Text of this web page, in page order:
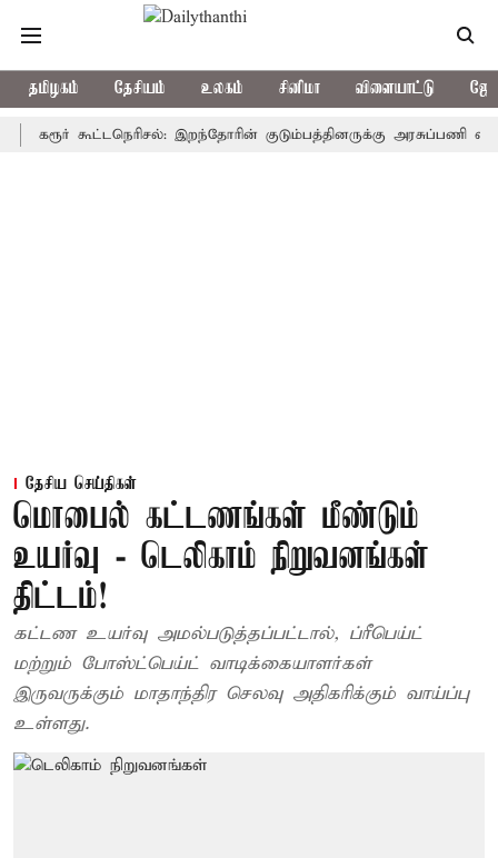
தமிழகம் தேசியம் உலகம் சினிமா விளையாட்டு
கூட்டநெரிசல்: இறந்தோரின் குடும்பத்தினருக்கு அரசுப்பணி வழக்கு;
தேசிய செய்திகள்
மொபைல் கட்டணங்கள் மீண்டும்
உயர்வு - டெலிகாம் நிறுவனங்கள்
திட்டம்!
கட்டண உயர்வு அமல்படுத்தப்பட்டால், ப்ரீபெய்ட்
மற்றும் போஸ்ட்பெய்ட் வாடிக்கையாளர்கள்
இருவருக்கும் மாதாந்திர செலவு அதிகரிக்கும் வாய்ப்பு
உள்ளது.